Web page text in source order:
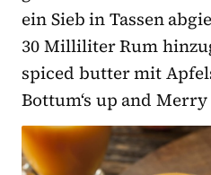
ein Sieb in Tassen
30 Milliliter Rum
spiced butter mit
Bottum‘s up and